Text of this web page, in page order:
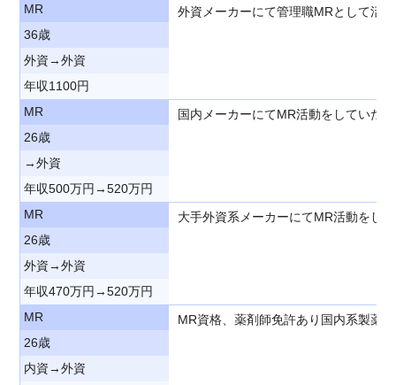
MR
外資メーカーにて管理職MRとして活
36歳
外資→外資
年収1100円
MR
国内メーカーにてMR活動をしていた
26歳
→外資
年収500万円→520万円
MR
大手外資系メーカーにてMR活動をし
26歳
外資→外資
年収470万円→520万円
MR
MR資格、薬剤師免許あり国内系製薬
26歳
内資→外資